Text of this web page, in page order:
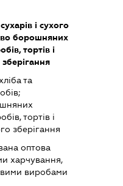
і сухого
борошняних
тортів і
та
тортів і
зберігання
оптова
харчування,
виробами